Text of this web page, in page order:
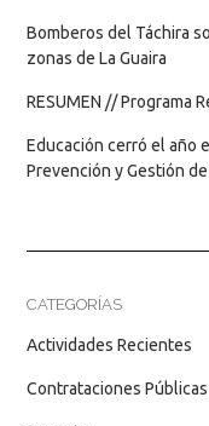
Bomberos del Táchira
zonas de La Guaira
RESUMEN // Programa
Educación cerró el año
Prevención y Gestión
CATEGORÍAS
Actividades Recientes
Contrataciones Públicas